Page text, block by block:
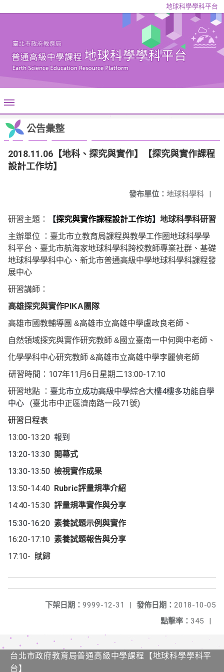
地球科學學科平台
公告彙整
2018.11.06【地科、探究與實作】【探究與實作課程
設計工作坊】
發布單位： 地球科學科 |
研習主題： 【探究與實作課程設計工作坊】 地球科學科研習
主辦單位
：臺北市立教育局課程與教學工作圈地球科學學
科平台、臺北市航海家地球科學科跨校教師專業社群、 基礎
地球科學學科中心、 新北市普通高級中學地球科學科課程發
展中心
研習講師 ：
高雄探究與實作PIKA 團隊
高雄市國教輔導團 &高雄市立高雄中學盧政良老師、
自然領域探究與實作研究教師 & 國立臺南一中何興中老師、
化學學科中心研究教師 &高雄市立高雄中學李麗偵老師
研習時間： 107年11 月 6 日星期二13:00-17:10
研習地點 ： 臺北市立成功高級中學綜合大樓4樓多功能自學
中心 (臺北市中正區濟南路一段71號)
研習日程表
13:00-13:20 報到
13:20-13:30 開幕式
13:30-13:50 檢視實作成果
13:50-14:40 Rubric評量規準介紹
14:40-15:30 評量規準實作與分享
15:30-16:20 素養試題示例與實作
16:20-17:10 素養試題報告與分享
17:10- 賦歸
發佈日期： 2018-10-05
下架日期： 9999-12-31
|
點擊率： 345 |
台北市政府教育局普通高級中學課程​【​地球科學學科平
台】